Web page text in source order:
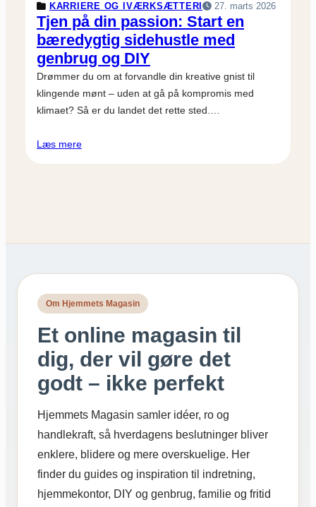
KARRIERE OG IVÆRKSÆTTERI 27. marts 2026
Tjen på din passion: Start en
bæredygtig sidehustle med
genbrug og DIY
Drømmer du om at forvandle din kreative gnist til
klingende mønt – uden at gå på kompromis med
klimaet? Så er du landet det rette sted.…
Læs mere
Om Hjemmets Magasin
Et online magasin til
dig, der vil gøre det
godt – ikke perfekt
Hjemmets Magasin samler idéer, ro og
handlekraft, så hverdagens beslutninger bliver
enklere, blidere og mere overskuelige. Her
finder du guides og inspiration til indretning,
hjemmekontor, DIY og genbrug, familie og fritid